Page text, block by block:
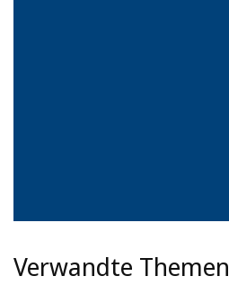
Verwandte Themen